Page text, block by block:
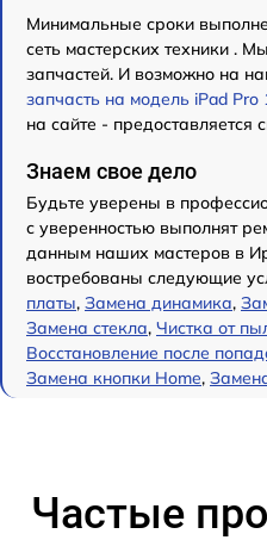
Минимальные сроки
сеть мастерских техники .
запчастей. И возможно на
запчасть на модель iPad Pro
на сайте - предоставляется
Знаем свое дело
Будьте уверены в
с уверенностью выполнят
данным наших мастеров в
востребованы следующие
платы, Замена динамика,
Замена стекла, Чистка от
Восстановление после
Замена кнопки Home,
Частые